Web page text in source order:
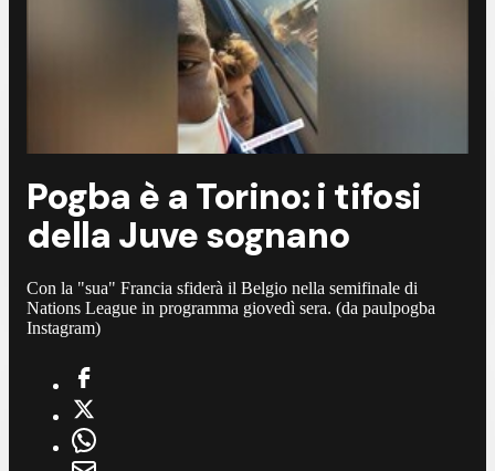
Pogba è a Torino: i tifosi
della Juve sognano
Con la "sua" Francia sfiderà il Belgio nella semifinale di
Nations League in programma giovedì sera. (da paulpogba
Instagram)